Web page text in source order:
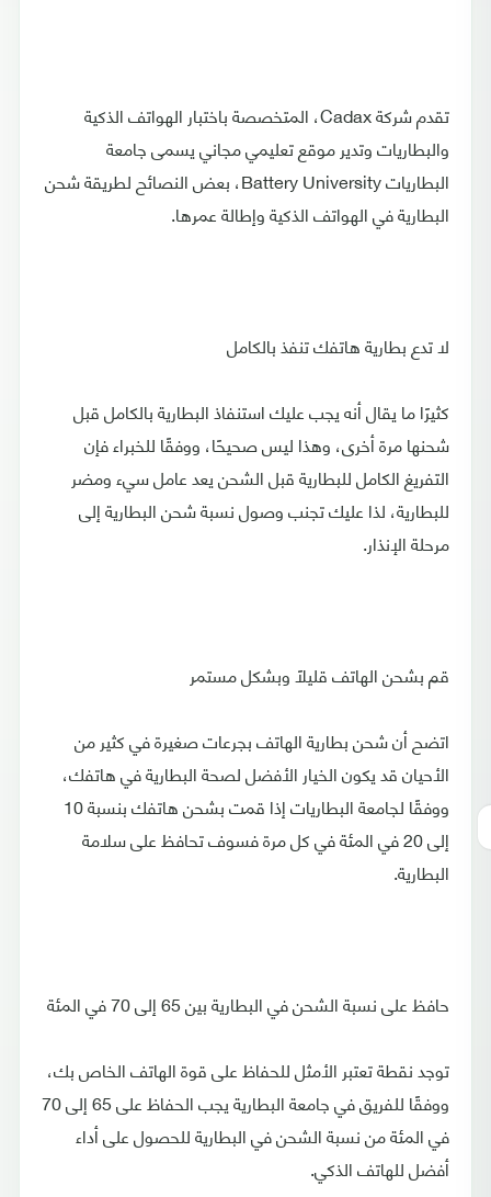
تقدم شركة Cadax، المتخصصة باختبار الهواتف الذكية
والبطاريات وتدير موقع تعليمي مجاني يسمى جامعة
البطاريات Battery University، بعض النصائح لطريقة شحن
البطارية في الهواتف الذكية وإطالة عمرها.
لا تدع بطارية هاتفك تنفذ بالكامل
كثيرًا ما يقال أنه يجب عليك استنفاذ البطارية بالكامل قبل
شحنها مرة أخرى، وهذا ليس صحيحًا، ووفقًا للخبراء فإن
التفريغ الكامل للبطارية قبل الشحن يعد عامل سيء ومضر
للبطارية، لذا عليك تجنب وصول نسبة شحن البطارية إلى
مرحلة الإنذار.
قم بشحن الهاتف قليلًا وبشكل مستمر
اتضح أن شحن بطارية الهاتف بجرعات صغيرة في كثير من
الأحيان قد يكون الخيار الأفضل لصحة البطارية في هاتفك،
ووفقًا لجامعة البطاريات إذا قمت بشحن هاتفك بنسبة 10
إلى 20 في المئة في كل مرة فسوف تحافظ على سلامة
البطارية.
حافظ على نسبة الشحن في البطارية بين 65 إلى 70 في المئة
توجد نقطة تعتبر الأمثل للحفاظ على قوة الهاتف الخاص بك،
ووفقًا للفريق في جامعة البطارية يجب الحفاظ على 65 إلى 70
في المئة من نسبة الشحن في البطارية للحصول على أداء
أفضل للهاتف الذكي.